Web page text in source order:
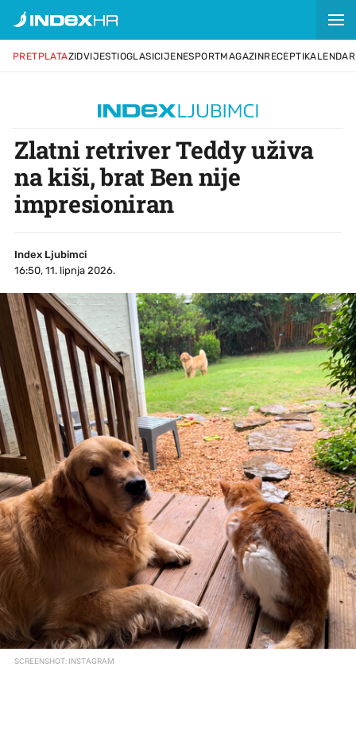
PRETPLATAZIDVIJESTIOGLASICIJENESPORTMAGAZINRECEPTIKALENDAR
Zlatni retriver Teddy uživa
na kiši, brat Ben nije
impresioniran
Index Ljubimci
16:50, 11. lipnja 2026.
SCREENSHOT: INSTAGRAM